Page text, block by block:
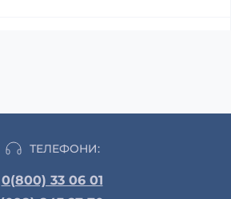
ТЕЛЕФОНИ:
0(800) 33 06 01